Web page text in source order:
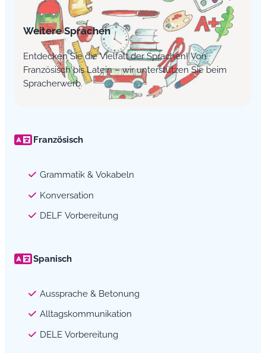
Weitere Sprachen
Entdecken Sie die Vielfalt der Sprachen! Von
Französisch bis Latein – wir unterstützen Sie beim
Spracherwerb.
Französisch
Grammatik & Vokabeln
Konversation
DELF Vorbereitung
Spanisch
Aussprache & Betonung
Alltagskommunikation
DELE Vorbereitung